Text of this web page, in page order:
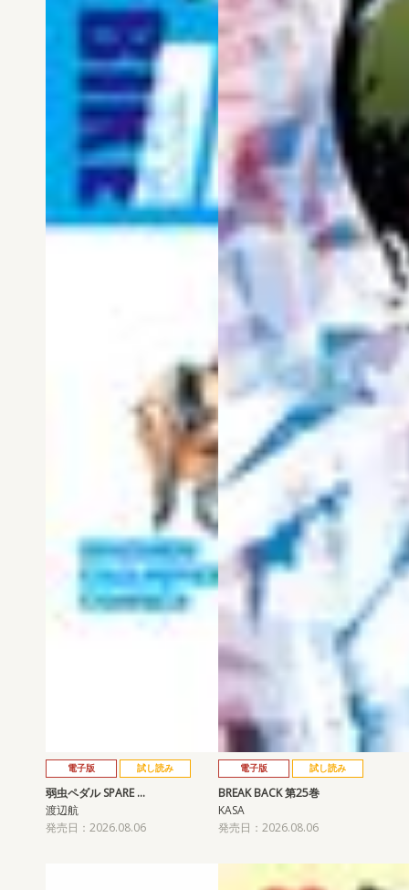
電子版 試し読み
弱虫ペダル SPARE …
渡辺航
発売日：2026.08.06
電子版 試し読み
BREAK BACK 第25巻
KASA
発売日：2026.08.06